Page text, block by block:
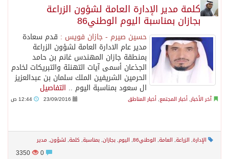
كلمة مدير اﻹدارة العامة لشؤون الزراعة
بجازان بمناسبة اليوم الوطني86
حسين صيرم - جازان فويس : قدم سعادة
مدير عام الادارة العامة لشؤون الزراعة
بمنطقة جازان المهندس غانم بن حامد
الجذعان أسمى آيات التهنئة والتبريكات لخادم
الحرمين الشريفين الملك سلمان بن عبدالعزيز
ال سعود بمناسبة اليوم .. التفاصيل
آخر الأخبار, أخبار المجتمع, أخبار المناطق 23/09/2016
الإدارة, الزراعة, العامة, الوطني86 , اليوم, بجازان, بمناسبة, كلمة, لشؤون, مدير
3350